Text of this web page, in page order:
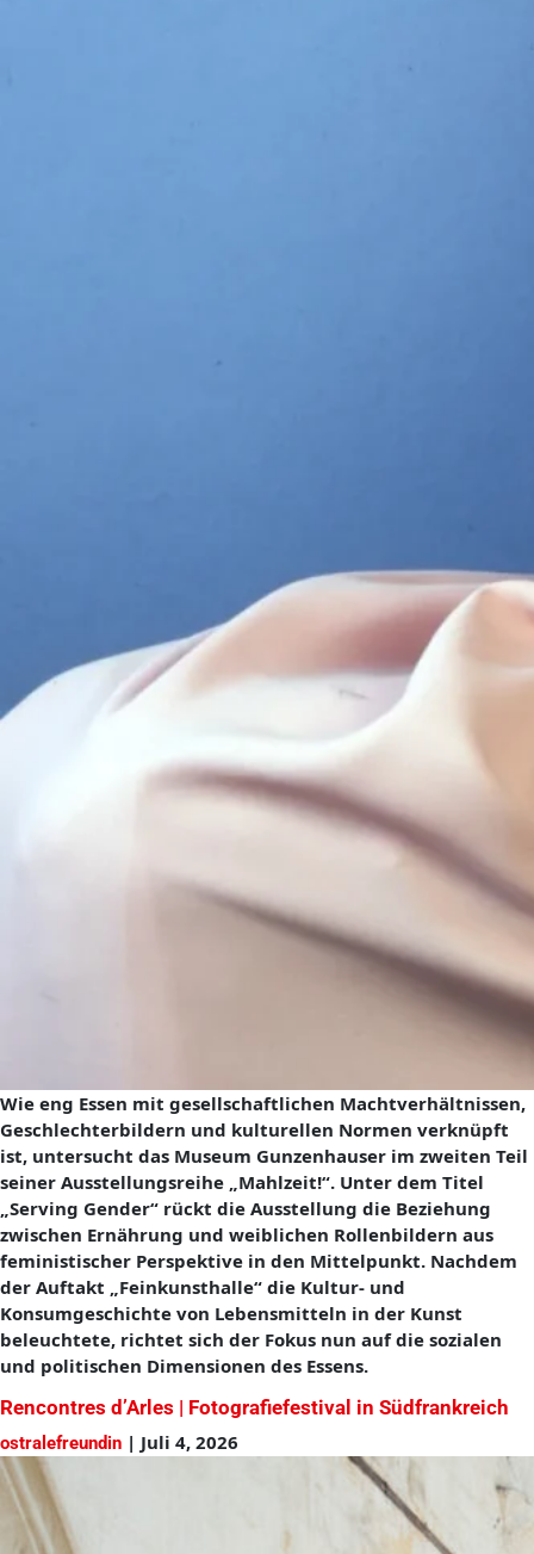
Wie eng Essen mit gesellschaftlichen Machtverhältnissen,
Geschlechterbildern und kulturellen Normen verknüpft
ist, untersucht das Museum Gunzenhauser im zweiten Teil
seiner Ausstellungsreihe „Mahlzeit!“. Unter dem Titel
„Serving Gender“ rückt die Ausstellung die Beziehung
zwischen Ernährung und weiblichen Rollenbildern aus
feministischer Perspektive in den Mittelpunkt. Nachdem
der Auftakt „Feinkunsthalle“ die Kultur- und
Konsumgeschichte von Lebensmitteln in der Kunst
beleuchtete, richtet sich der Fokus nun auf die sozialen
und politischen Dimensionen des Essens.
Rencontres d’Arles | Fotografiefestival in Südfrankreich
ostralefreundin | Juli 4, 2026